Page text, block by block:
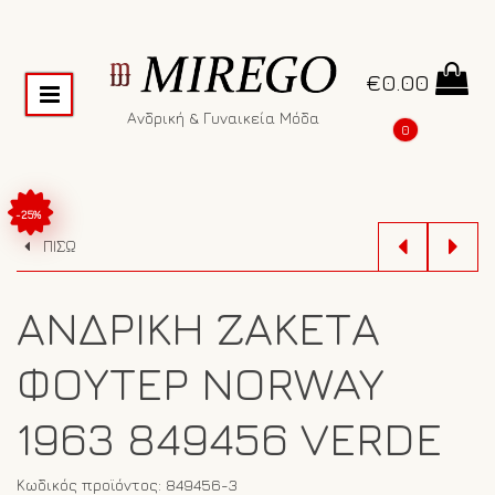
Ανδρική & Γυναικεία Μόδα
€0.00
0
-25%
ΠΙΣΩ
ΑΝΔΡΙΚΉ ΖΑΚΈΤΑ
ΦΟΎΤΕΡ NORWAY
1963 849456 VERDE
Κωδικός προϊόντος: 849456-3